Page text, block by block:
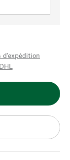
d'expédition